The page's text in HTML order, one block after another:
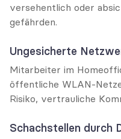
versehentlich oder
gefährden.
Ungesicherte
Mitarbeiter im
öffentliche WLAN-
Risiko, vertrauliche
Schachstellen durch